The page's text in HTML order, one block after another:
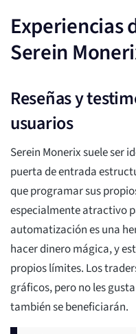
Experiencias
Serein
Reseñas y
usuarios
Serein Monerix suele ser
puerta de entrada
que programar sus
especialmente atractivo
automatización es una
hacer dinero mágica, y
propios límites. Los
gráficos, pero no les
también se beneficiarán.